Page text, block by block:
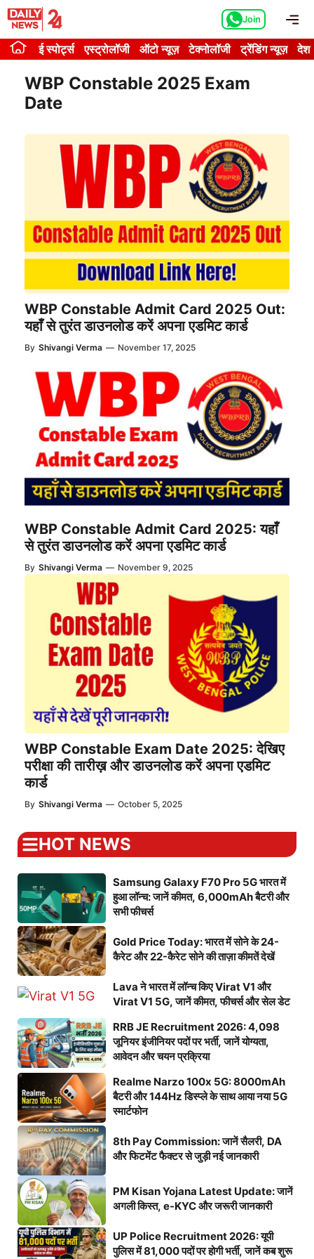
Skip
content
Join
ई स्पोर्ट्स एस्ट्रोलॉजी ऑटो न्यूज़ टेक्नोलॉजी ट्रेंडिंग न्यूज़ देश
WBP Constable 2025 Exam
Date
WBP Constable Admit Card 2025 Out:
यहाँ से तुरंत डाउनलोड करें अपना एडमिट कार्ड
By Shivangi Verma — November 17, 2025
WBP Constable Admit Card 2025: यहाँ
से तुरंत डाउनलोड करें अपना एडमिट कार्ड
By Shivangi Verma — November 9, 2025
WBP Constable Exam Date 2025: देखिए
परीक्षा की तारीख़ और डाउनलोड करें अपना एडमिट
कार्ड
By Shivangi Verma — October 5, 2025
HOT NEWS
Samsung Galaxy F70 Pro 5G भारत में
हुआ लॉन्च: जानें कीमत, 6,000mAh बैटरी और
सभी फीचर्स
Gold Price Today: भारत में सोने के 24-
कैरेट और 22-कैरेट सोने की ताज़ा कीमतें देखें
Lava ने भारत में लॉन्च किए Virat V1 और
Virat V1 5G, जानें कीमत, फीचर्स और सेल डेट
RRB JE Recruitment 2026: 4,098
जूनियर इंजीनियर पदों पर भर्ती, जानें योग्यता,
आवेदन और चयन प्रक्रिया
Realme Narzo 100x 5G: 8000mAh
बैटरी और 144Hz डिस्प्ले के साथ आया नया 5G
स्मार्टफोन
8th Pay Commission: जानें सैलरी, DA
और फिटमेंट फैक्टर से जुड़ी नई जानकारी
PM Kisan Yojana Latest Update: जानें
अगली किस्त, e-KYC और जरूरी जानकारी
UP Police Recruitment 2026: यूपी
पुलिस में 81,000 पदों पर होगी भर्ती, जानें कब शुरू